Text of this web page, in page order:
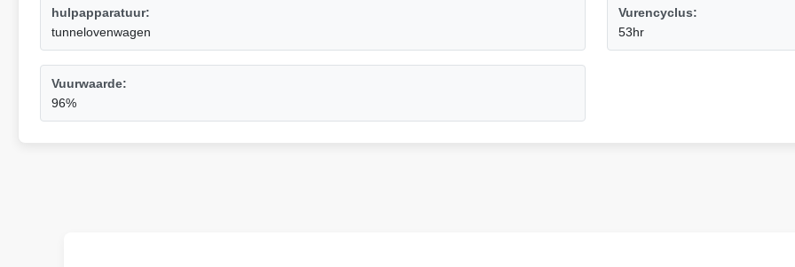
hulpapparatuur:
tunnelovenwagen
Vurencyclus:
53hr
Vuurwaarde:
96%